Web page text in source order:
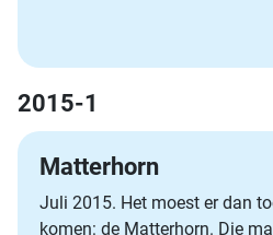
2015-1
Matterhorn
Juli 2015. Het moest er dan
komen: de Matterhorn. Die